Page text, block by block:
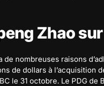
Zhao
de nombreuses raisons
de dollars à l’acquisition
le 31 octobre. Le PDG de